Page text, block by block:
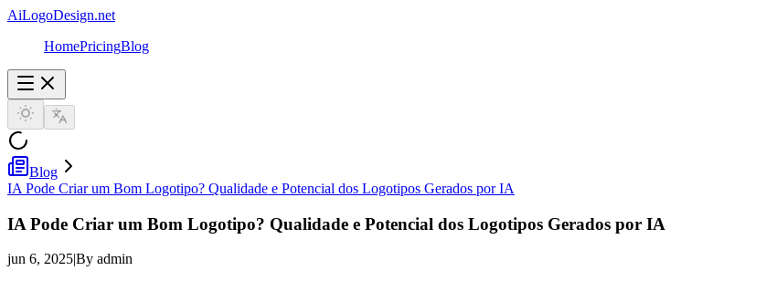
AiLogoDesign.net
HomePricingBlog
Blog
IA Pode Criar um Bom Logotipo? Qualidade e Potencial dos Logotipos Gerados por IA
IA Pode Criar um Bom Logotipo? Qualidade e Potencial dos Logotipos Gerados por IA
jun 6, 2025|By admin